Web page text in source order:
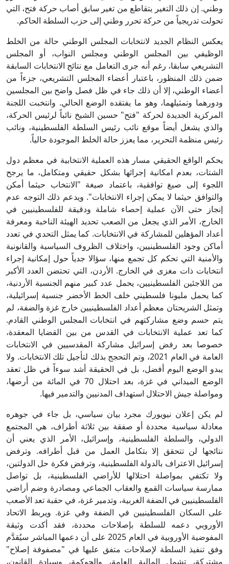
وطني. إن ذلك التغير يتقاطع من تغير سابق أصاب حركة فتح، التي
تحولت تدريجياً من حركة تحرر وطني إلى حزب السلطة الحاكم.
يعكس النظام الجديد لانتخابات المجلس الوطني حالة من الخلط
الوظيفي بين المجلس الوطني ومجلس النواب، أو المجلس
التشريعي سابقا، رغم أنه جرى التعامل مع نتائج الانتخابات السابقة
ضمن ذلك المنظور، باعتبار أعضاء المجلس التشريعي، جزءاً من
أعضاء الوطني، إلا أن ذلك جاء في ظل فصل واضح بين المجلسين
ودورهما وتمثيلهما، وهو ما يفتقده الوضع الحالي. وانتخبت اللجنة
المركزية الجديدة لحركة "فتح" حسين الشيخ نائباً لرئيس الحركة،
والذي يشغل أيضاً موقع نائب رئيس السلطة الفلسطينية، ونائب
رئيس منظمة التحرير، مما يعزز حالة الخلط الموجودة حالياً.
يحكم الواقع الحقيقي مسار هذه العملية الانتخابية في معظم دول
الشتات، بعدم امكانية إجرائها بشكل حقيقي ومتكامل، ما يرجح
اللجوء إلى صيغ توافقية، باعتماد صيغة "الانتخاب حيثما أمكن
والتوافق حيثما لا يمكن إجراء الانتخابات". ويدعم ذلك التوجه عدم
إنجاز حتى الآن عملية إحصاء شاملة ودقيقة للفلسطينيين في
الخارج، الأمر الذي يجعل من الصعب تحديد الهيئة الناخبة ومعرفة
أعداد المؤهلين للمشاركة في الانتخابات. كما يمثل التحدي في تعدد
أماكن وجود الفلسطينيين، واختلاف الظروف السياسية والقانونية
والأمنية التي تحكم كل تجمع منها، سؤالا جدياً حول إمكانية إجراء
انتخابات ذات مغزى في الخارج. الأردن، التي تحتضن العدد الأكبر
من اللاجئين الفلسطينيين، يحمل عدد كبير منهم الجنسية الأردنية،
كما يحمل مليونا فلسطيني خلف الخط الأخضر جنسية إسرائيلية،
وتمثل الشريحتان معظم أعداد الفلسطينيين خارج غزة والضفة، لم
يتم حسم وضع مشاركتهم في انتخابات المجلس الوطني القادم.
كما تعد عملية الانتخابات في القدس من بين القضايا المعقدة،
خصوصا بعد رفض إسرائيل مشاركة المقدسيين في الانتخابات
العامة في العام 2021، وتم التحجج بذلك لتأجيل تلك الانتخابات. ولا
يبدو الوضع اليوم أفضل، بل في الحقيقة أشد سوءاً في ظل تعقد
الوضع الميداني في غزة، بعد احتلال 70 في المائة من أرضها،
ومواصلة جيش الاحتلال استهداف المدنيين والتدمير فيها.
لم يكن إعلان نيويورك مجرد بيان سياسي، بل جاء في جوهره
معادلة سياسية محددة أو صفقة بين ثلاثة أطراف، هي المجتمع
الدولي، والسلطة الفلسطينية، وإسرائيل، الأمر الذي يعني أن
نتائجها لن تتحقق إلا بتكامل العمل من قبل أطرافه. وترفض
إسرائيل الاعتراف بالدولة الفلسطينية، وترفض فكرة حل الدولتين،
ولا تكتفي بمواصلة احتلالها للأراضي الفلسطينية، بل تواصل
ممارسة سياسات القمع والعقاب الجماعي ومصادرة وضم أراضي
الفلسطينيين في الضفة الغربية، وتدمير غزة، في حقبة تعد الأصعب
على السكان الفلسطينيين في الضفة وفي غزة. ويربط الاتحاد
الأوروبي دعمه للسلطة بإصلاحات محددة، فقد أكدت وثيقة
المفوضية الأوروبية في العام 2025 على أن دعمها المباشر سيُقدَّم
وفق تنفيذ السلطة لإصلاحات متفق عليها في "مصفوفة إصلاح"
مشتركة، تشمل المالية العامة، والحوكمة، وسيادة القانون،